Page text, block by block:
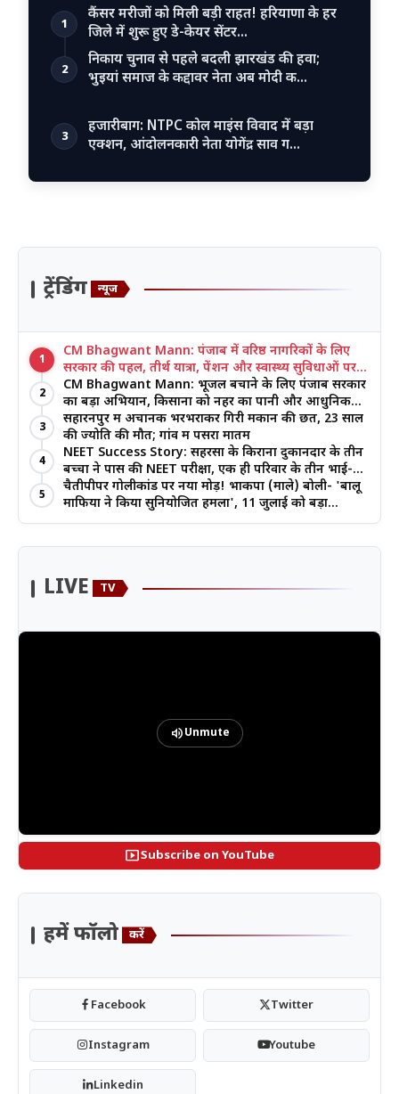
1
कैंसर मरीजों को मिली बड़ी राहत! हरियाणा के हर
जिले में शुरू हुए डे-केयर सेंटर…
2
निकाय चुनाव से पहले बदली झारखंड की हवा;
भुइयां समाज के कद्दावर नेता अब मोदी क…
3
हजारीबाग: NTPC कोल माइंस विवाद में बड़ा
एक्शन, आंदोलनकारी नेता योगेंद्र साव ग…
ट्रेंडिंग न्यूज
1
CM Bhagwant Mann: पंजाब में वरिष्ठ नागरिकों के लिए
सरकार की पहल, तीर्थ यात्रा, पेंशन और स्वास्थ्य सुविधाओं पर
जोर
2
CM Bhagwant Mann: भूजल बचाने के लिए पंजाब सरकार
का बड़ा अभियान, किसानों को नहर का पानी और आधुनिक
खेती का मिल रहा लाभ
3
सहारनपुर में अचानक भरभराकर गिरी मकान की छत, 23 साल
की ज्योति की मौत; गांव में पसरा मातम
4
NEET Success Story: सहरसा के किराना दुकानदार के तीन
बच्चों ने पास की NEET परीक्षा, एक ही परिवार के तीन भाई-
बहनों ने रचा इतिहास
5
चैतीपीपर गोलीकांड पर नया मोड़! भाकपा (माले) बोली- 'बालू
माफिया ने किया सुनियोजित हमला', 11 जुलाई को बड़ा
आंदोलन
LIVE TV
volume_upUnmute
smart_displaySubscribe on YouTube
हमें फॉलो करें
Facebook Twitter
Instagram Youtube
Linkedin